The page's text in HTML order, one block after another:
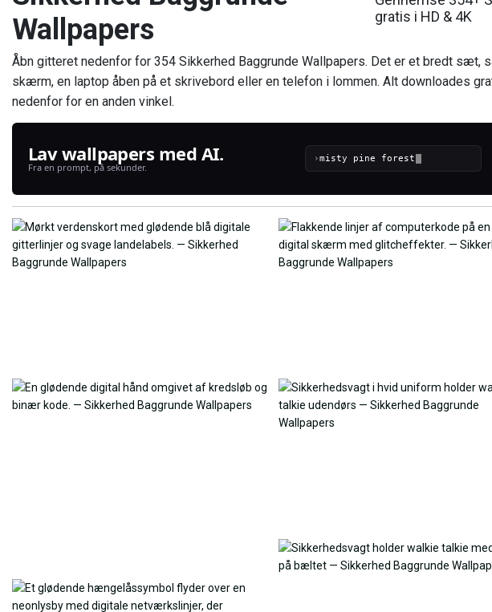
Wallpapers
gratis i HD & 4K
Åbn gitteret nedenfor for 354 Sikkerhed Baggrunde Wallpapers. Det er et bredt sæt,
skærm, en laptop åben på et skrivebord eller en telefon i lommen. Alt downloades
nedenfor for en anden vinkel.
Lav wallpapers med AI.
Fra en prompt, på sekunder.
›